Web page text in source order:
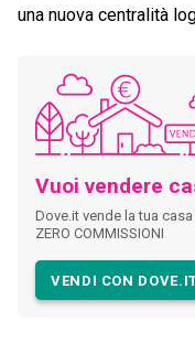
una nuova centralità
Vuoi vendere
Dove.it vende la tua
ZERO COMMISSIONI
VENDI CON